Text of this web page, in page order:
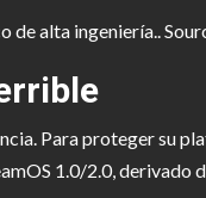
de alta ingeniería..
Para proteger su
1.0/2.0,